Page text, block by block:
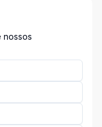
nossos